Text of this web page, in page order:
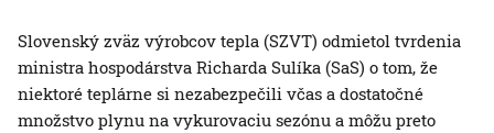
Slovenský zväz výrobcov tepla (SZVT) odmietol tvrdenia
ministra hospodárstva Richarda Sulíka (SaS) o tom, že
niektoré teplárne si nezabezpečili včas a dostatočné
množstvo plynu na vykurovaciu sezónu a môžu preto